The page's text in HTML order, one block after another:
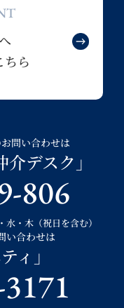
ちら
問い合わせは
デスク」
806
・木（祝日を含む）
い合わせは
ィ」